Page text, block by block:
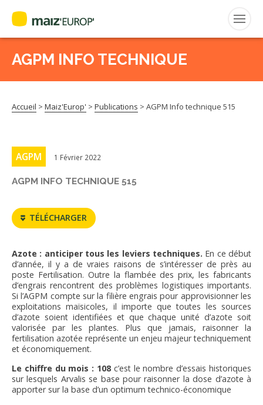
Rechercher
:
MAIZ’EUROP’
AGPM MAÏS DOUX
FNPSMS
CEPM
IRRIGANTS DE FRANCE
GERM-SERVICES
AGPM INFO TECHNIQUE
Accueil > Maiz'Europ' > Publications > AGPM Info technique 515
AGPM 1 Février 2022
AGPM INFO TECHNIQUE 515
TÉLÉCHARGER
Azote : anticiper tous les leviers techniques. En ce début
d’année, il y a de vraies raisons de s’intéresser de près au
poste Fertilisation. Outre la flambée des prix, les fabricants
d’engrais rencontrent des problèmes logistiques importants.
Si l’AGPM compte sur la filière engrais pour approvisionner les
exploitations maïsicoles, il importe que toutes les sources
d’azote soient identifiées et que chaque unité d’azote soit
valorisée par les plantes. Plus que jamais, raisonner la
fertilisation azotée représente un enjeu majeur techniquement
et économiquement.
Le chiffre du mois : 108c’est le nombre d’essais historiques
sur lesquels Arvalis se base pour raisonner la dose d’azote à
apporter sur la base d’un optimum technico-économique